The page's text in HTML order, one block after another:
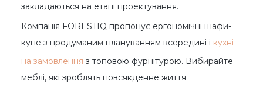
закладаються на етапі проектування.
Компанія FORESTIQ пропонує ергономічні шафи-
купе з продуманим плануванням всередині і кухні
на замовлення з топовою фурнітурою. Вибирайте
меблі, які зроблять повсякденне життя